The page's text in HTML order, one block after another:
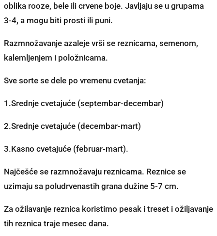
oblika rooze, bele ili crvene boje. Javljaju se u grupama
3-4, a mogu biti prosti ili puni.
Razmnožavanje azaleje vrši se reznicama, semenom,
kalemljenjem i položnicama.
Sve sorte se dele po vremenu cvetanja:
1.Srednje cvetajuće (septembar-decembar)
2.Srednje cvetajuće (decembar-mart)
3.Kasno cvetajuće (februar-mart).
Najčešće se razmnožavaju reznicama. Reznice se
uzimaju sa poludrvenastih grana dužine 5-7 cm.
Za ožilavanje reznica koristimo pesak i treset i ožiljavanje
tih reznica traje mesec dana.